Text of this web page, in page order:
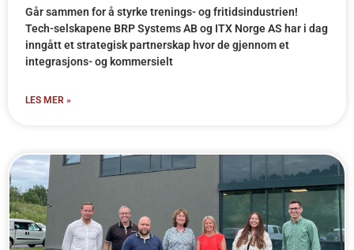
Går sammen for å styrke trenings- og fritidsindustrien!
Tech-selskapene BRP Systems AB og ITX Norge AS har i dag
inngått et strategisk partnerskap hvor de gjennom et
integrasjons- og kommersielt
LES MER »